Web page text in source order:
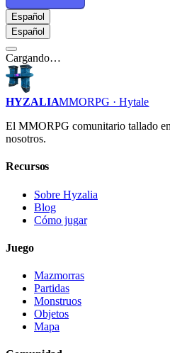
Español
Español
Cargando…
HYZALIAMMORPG · Hytale
El MMORPG comunitario tallado
nosotros.
Recursos
Sobre Hyzalia
Blog
Cómo jugar
Juego
Mazmorras
Partidas
Monstruos
Objetos
Mapa